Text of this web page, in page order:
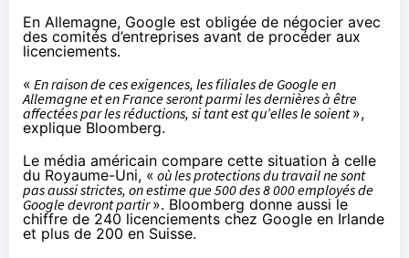
En Allemagne, Google est obligée de négocier avec
des comités d’entreprises avant de procéder aux
licenciements.
« En raison de ces exigences, les filiales de Google en
Allemagne et en France seront parmi les dernières à être
affectées par les réductions, si tant est qu’elles le soient»,
explique Bloomberg.
Le média américain compare cette situation à celle
du Royaume-Uni, « où les protections du travail ne sont
pas aussi strictes, on estime que 500 des 8 000 employés de
Google devront partir». Bloomberg donne aussi le
chiffre de 240 licenciements chez Google en Irlande
et plus de 200 en Suisse.